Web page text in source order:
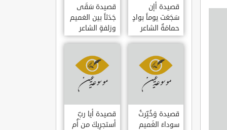
قصيدة أإن
سَجَعَت يوماً بوادٍ
حمامَةٌ الشاعر
العوام بن عقبة
قصيدة سَقَى
جَدَثاً بين الغميم
وزلفةٍ الشاعر
العوام بن عقبة
قصيدة وَخُبِّرتُ
سوداءَ الغَميم
قصيدة أيا ربِّ
أستجرِيكَ من أُم